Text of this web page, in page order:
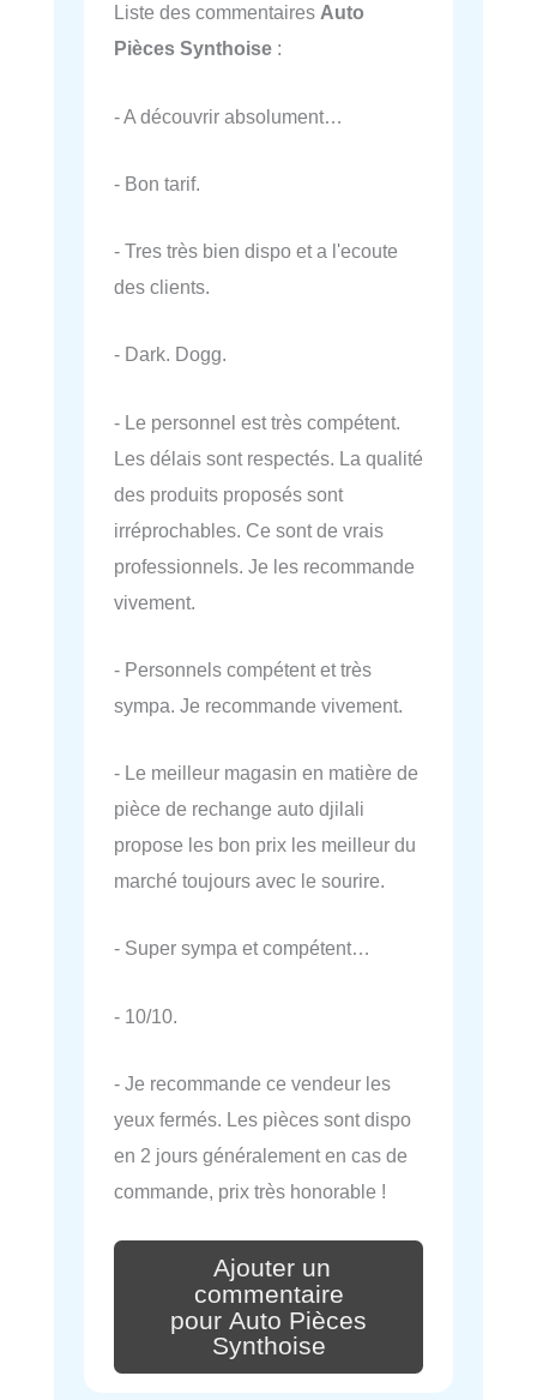
Liste des commentaires Auto
Pièces Synthoise :
- A découvrir absolument…
- Bon tarif.
- Tres très bien dispo et a l'ecoute
des clients.
- Dark. Dogg.
- Le personnel est très compétent.
Les délais sont respectés. La qualité
des produits proposés sont
irréprochables. Ce sont de vrais
professionnels. Je les recommande
vivement.
- Personnels compétent et très
sympa. Je recommande vivement.
- Le meilleur magasin en matière de
pièce de rechange auto djilali
propose les bon prix les meilleur du
marché toujours avec le sourire.
- Super sympa et compétent…
- 10/10.
- Je recommande ce vendeur les
yeux fermés. Les pièces sont dispo
en 2 jours généralement en cas de
commande, prix très honorable !
Ajouter un
commentaire
pour Auto Pièces
Synthoise